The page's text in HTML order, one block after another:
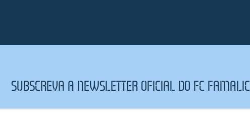
SUBSCREVA A NEWSLETTER OFICIAL DO FC